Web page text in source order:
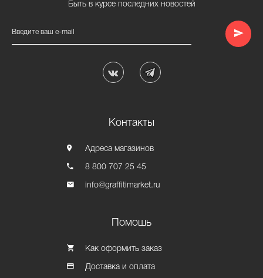
Быть в курсе последних новостей
Введите ваш e-mail
Контакты
Адреса магазинов
8 800 707 25 45
info@graffitimarket.ru
Помошь
Как оформить заказ
Доставка и оплата